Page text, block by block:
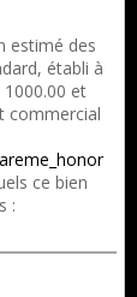
estimé des
établi à
et
commercial
ce bien
: